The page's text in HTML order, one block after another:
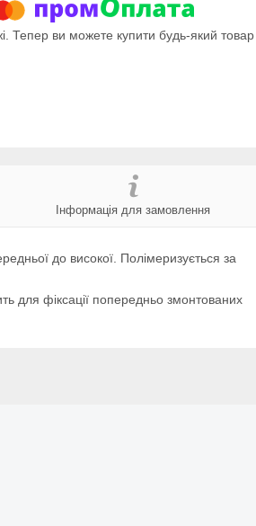
Тепер ви можете купити будь-який
Інформація для замовлення
до високої. Полімеризується за
для фіксації попередньо змонтованих